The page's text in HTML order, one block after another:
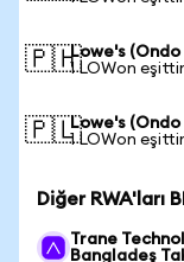
🇵🇭Lowe's
1 LOWon
🇵🇱Lowe's
1 LOWon
Diğer RWA'ları
Trane
Bangladeş